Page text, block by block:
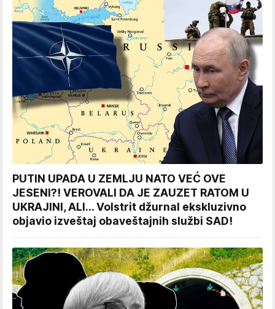
PUTIN UPADA U ZEMLJU NATO VEĆ OVE
JESENI?! VEROVALI DA JE ZAUZET RATOM U
UKRAJINI, ALI... Volstrit džurnal ekskluzivno
objavio izveštaj obaveštajnih službi SAD!